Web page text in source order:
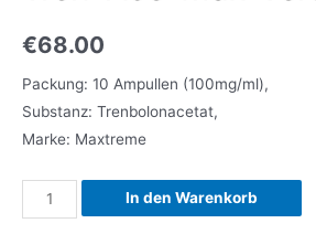
€68.00
Packung: 10 Ampullen (100mg/ml),
Substanz: Trenbolonacetat,
Marke: Maxtreme
Tren-
Ace-
In den Warenkorb